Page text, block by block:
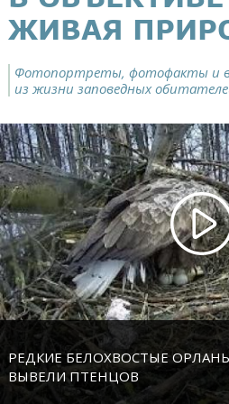
ЖИВАЯ
Фотопортреты, фотофакты и
из жизни заповедных
РЕДКИЕ БЕЛОХВОСТЫЕ
ВЫВЕЛИ ПТЕНЦОВ